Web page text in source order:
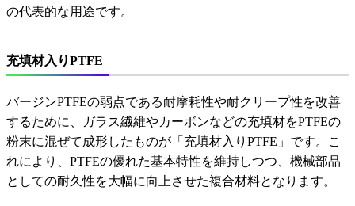
の代表的な用途です。
充填材入りPTFE
バージンPTFEの弱点である耐摩耗性や耐クリープ性を改善
するために、ガラス繊維やカーボンなどの充填材をPTFEの
粉末に混ぜて成形したものが「充填材入りPTFE」です。こ
れにより、PTFEの優れた基本特性を維持しつつ、機械部品
としての耐久性を大幅に向上させた複合材料となります。